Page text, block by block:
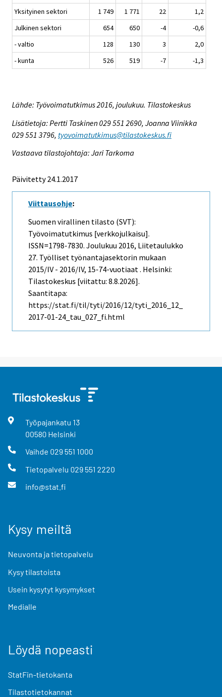
Yksityinen sektori
1 749 1 771 22
1,2
Julkinen sektori
654 650 -4
-0,6
- valtio
128 130 3
2,0
- kunta
526 519 -7 -1,3
Lähde: Työvoimatutkimus 2016, joulukuu. Tilastokeskus
Lisätietoja: Pertti Taskinen 029 551 2690, Joanna Viinikka
029 551 3796, tyovoimatutkimus@tilastokeskus.fi
Vastaava tilastojohtaja: Jari Tarkoma
Päivitetty 24.1.2017
Viittausohje:
Suomen virallinen tilasto (SVT):
Työvoimatutkimus [verkkojulkaisu].
ISSN=1798-7830. Joulukuu 2016, Liitetaulukko
27. Työlliset työnantajasektorin mukaan
2015/IV - 2016/IV, 15-74-vuotiaat . Helsinki:
Tilastokeskus [viitattu: 8.8.2026].
Saantitapa:
https://stat.fi/til/tyti/2016/12/tyti_2016_12_
2017-01-24_tau_027_fi.html
Työpajankatu 13
00580 Helsinki
Vaihde 029 551 1000
Tietopalvelu 029 551 2220
info@stat.fi
Kysy meiltä
Neuvonta ja tietopalvelu
Kysy tilastoista
Usein kysytyt kysymykset
Medialle
Löydä nopeasti
StatFin-tietokanta
Tilastotietokannat